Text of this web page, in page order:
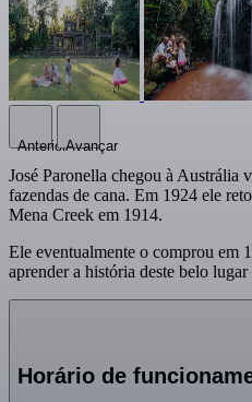
AnteriorAvançar
José Paronella chegou à Austrália
fazendas de cana. Em 1924 ele
Mena Creek em 1914.
Ele eventualmente o comprou em
aprender a história deste belo
Horário de